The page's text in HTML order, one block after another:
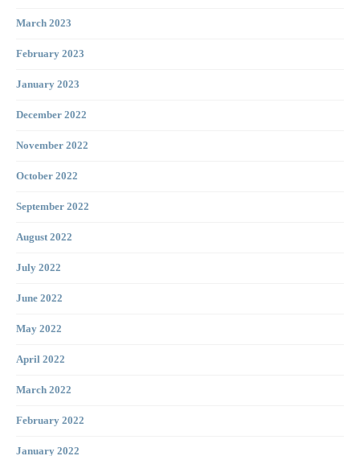
March 2023
February 2023
January 2023
December 2022
November 2022
October 2022
September 2022
August 2022
July 2022
June 2022
May 2022
April 2022
March 2022
February 2022
January 2022